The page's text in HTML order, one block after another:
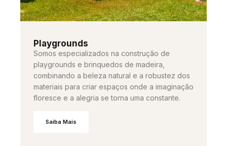
Playgrounds
Somos especializados na construção de
playgrounds e brinquedos de madeira,
combinando a beleza natural e a robustez dos
materiais para criar espaços onde a imaginação
floresce e a alegria se torna uma constante.
Saiba Mais